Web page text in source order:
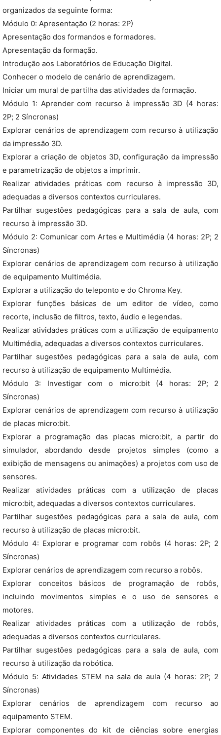
organizados da seguinte forma:
Módulo 0: Apresentação (2 horas: 2P)
Apresentação dos formandos e formadores.
Apresentação da formação.
Introdução aos Laboratórios de Educação Digital.
Conhecer o modelo de cenário de aprendizagem.
Iniciar um mural de partilha das atividades da formação.
Módulo 1: Aprender com recurso à impressão 3D (4 horas:
2P; 2 Síncronas)
Explorar cenários de aprendizagem com recurso à utilização
da impressão 3D.
Explorar a criação de objetos 3D, configuração da impressão
e parametrização de objetos a imprimir.
Realizar atividades práticas com recurso à impressão 3D,
adequadas a diversos contextos curriculares.
Partilhar sugestões pedagógicas para a sala de aula, com
recurso à impressão 3D.
Módulo 2: Comunicar com Artes e Multimédia (4 horas: 2P; 2
Síncronas)
Explorar cenários de aprendizagem com recurso à utilização
de equipamento Multimédia.
Explorar a utilização do teleponto e do Chroma Key.
Explorar funções básicas de um editor de vídeo, como
recorte, inclusão de filtros, texto, áudio e legendas.
Realizar atividades práticas com a utilização de equipamento
Multimédia, adequadas a diversos contextos curriculares.
Partilhar sugestões pedagógicas para a sala de aula, com
recurso à utilização de equipamento Multimédia.
Módulo 3: Investigar com o micro:bit (4 horas: 2P; 2
Síncronas)
Explorar cenários de aprendizagem com recurso à utilização
de placas micro:bit.
Explorar a programação das placas micro:bit, a partir do
simulador, abordando desde projetos simples (como a
exibição de mensagens ou animações) a projetos com uso de
sensores.
Realizar atividades práticas com a utilização de placas
micro:bit, adequadas a diversos contextos curriculares.
Partilhar sugestões pedagógicas para a sala de aula, com
recurso à utilização de placas micro:bit.
Módulo 4: Explorar e programar com robôs (4 horas: 2P; 2
Síncronas)
Explorar cenários de aprendizagem com recurso a robôs.
Explorar conceitos básicos de programação de robôs,
incluindo movimentos simples e o uso de sensores e
motores.
Realizar atividades práticas com a utilização de robôs,
adequadas a diversos contextos curriculares.
Partilhar sugestões pedagógicas para a sala de aula, com
recurso à utilização da robótica.
Módulo 5: Atividades STEM na sala de aula (4 horas: 2P; 2
Síncronas)
Explorar cenários de aprendizagem com recurso ao
equipamento STEM.
Explorar componentes do kit de ciências sobre energias